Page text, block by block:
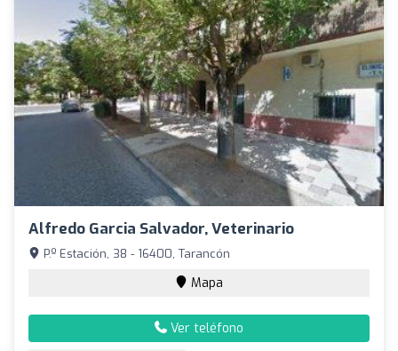
Alfredo Garcia Salvador, Veterinario
P.º Estación, 38 - 16400, Tarancón
Mapa
Ver teléfono